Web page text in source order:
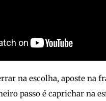
na escolha, aposte na
passo é caprichar na